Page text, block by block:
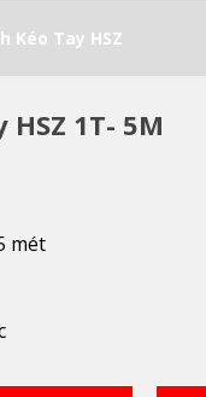
Kéo Tay HSZ
1T- 5M
mét